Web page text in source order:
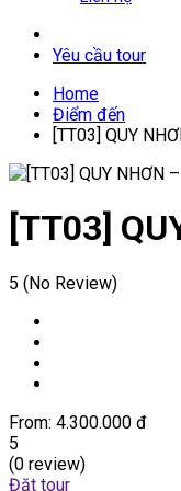
Yêu cầu tour
Home
Điểm đến
[TT03] QUY
[TT03]
5 (No Review)
From: 4.300.000 đ
5
(0 review)
Đặt tour